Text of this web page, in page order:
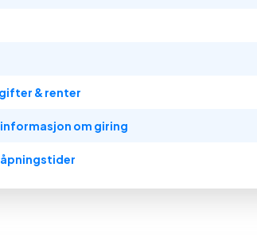
& renter
informasjon om giring
åpningstider